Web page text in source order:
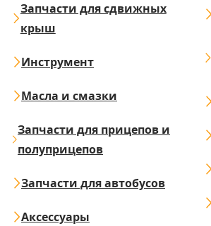
Запчасти для сдвижных
крыш
Инструмент
Масла и смазки
Запчасти для прицепов и
полуприцепов
Запчасти для автобусов
Аксессуары